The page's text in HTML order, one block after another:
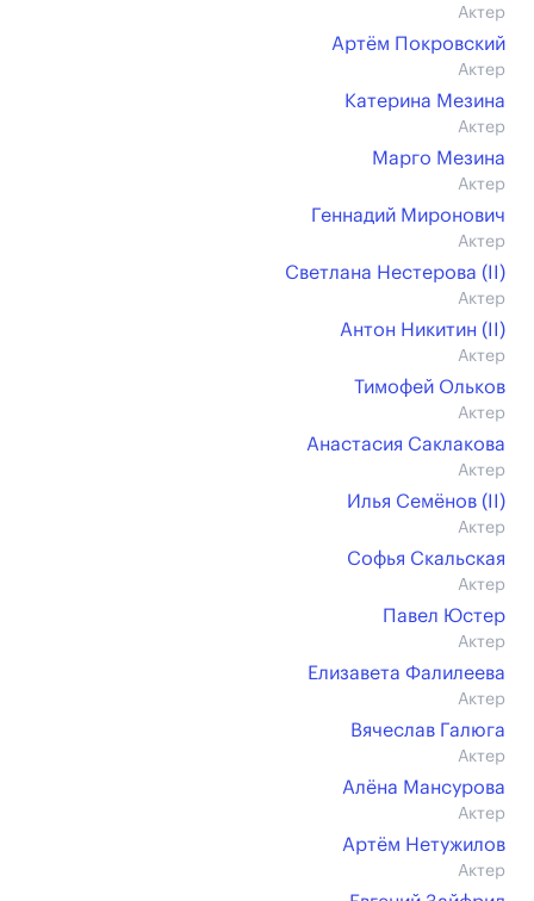
Актер
Артём Покровский
Актер
Катерина Мезина
Актер
Марго Мезина
Актер
Геннадий Миронович
Актер
Светлана Нестерова (II)
Актер
Антон Никитин (II)
Актер
Тимофей Ольков
Актер
Анастасия Саклакова
Актер
Илья Семёнов (II)
Актер
Софья Скальская
Актер
Павел Юстер
Актер
Елизавета Фалилеева
Актер
Вячеслав Галюга
Актер
Алёна Мансурова
Актер
Артём Нетужилов
Актер